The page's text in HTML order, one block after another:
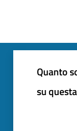
Quanto
su